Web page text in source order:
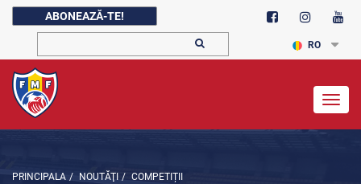
ABONEAZĂ-TE!
RO
PRINCIPALA / NOUTĂŢI / COMPETIȚII